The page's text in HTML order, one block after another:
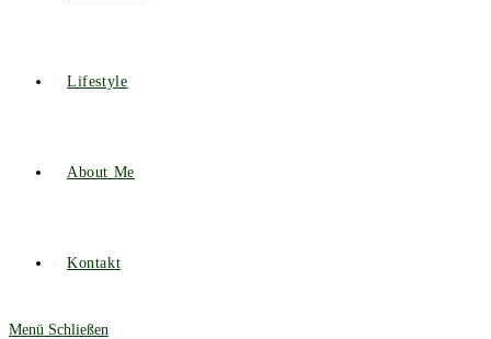
Lifestyle
About Me
Kontakt
Menü Schließen